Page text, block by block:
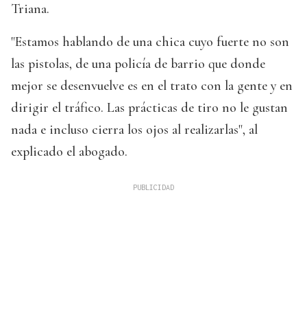
Triana.
"Estamos hablando de una chica cuyo fuerte no son
las pistolas, de una policía de barrio que donde
mejor se desenvuelve es en el trato con la gente y en
dirigir el tráfico. Las prácticas de tiro no le gustan
nada e incluso cierra los ojos al realizarlas", al
explicado el abogado.